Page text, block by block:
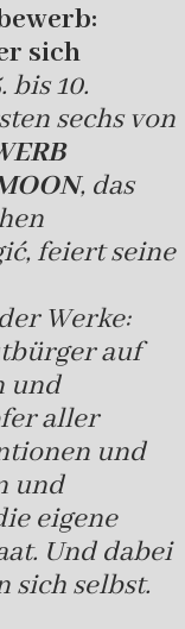
sich
bis 10.
sechs von
, das
feiert seine
Werke:
auf
und
aller
und
und
eigene
Und dabei
sich selbst.